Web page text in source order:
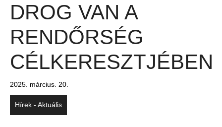
DROG VAN A
RENDŐRSÉG
CÉLKERESZTJÉBEN
2025. március. 20.
Hírek - Aktuális